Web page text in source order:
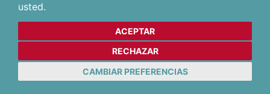
usted.
ACEPTAR
RECHAZAR
CAMBIAR PREFERENCIAS